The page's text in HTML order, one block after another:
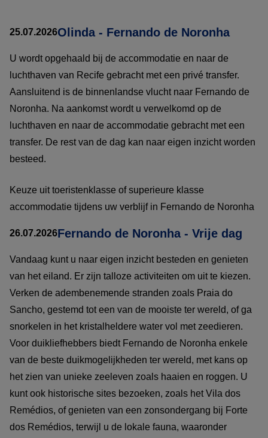
25.07.2026Olinda - Fernando de Noronha
U wordt opgehaald bij de accommodatie en naar de
luchthaven van Recife gebracht met een privé transfer.
Aansluitend is de binnenlandse vlucht naar Fernando de
Noronha. Na aankomst wordt u verwelkomd op de
luchthaven en naar de accommodatie gebracht met een
transfer. De rest van de dag kan naar eigen inzicht worden
besteed.
Keuze uit toeristenklasse of superieure klasse
accommodatie tijdens uw verblijf in Fernando de Noronha
26.07.2026Fernando de Noronha - Vrije dag
Vandaag kunt u naar eigen inzicht besteden en genieten
van het eiland. Er zijn talloze activiteiten om uit te kiezen.
Verken de adembenemende stranden zoals Praia do
Sancho, gestemd tot een van de mooiste ter wereld, of ga
snorkelen in het kristalheldere water vol met zeedieren.
Voor duikliefhebbers biedt Fernando de Noronha enkele
van de beste duikmogelijkheden ter wereld, met kans op
het zien van unieke zeeleven zoals haaien en roggen. U
kunt ook historische sites bezoeken, zoals het Vila dos
Remédios, of genieten van een zonsondergang bij Forte
dos Remédios, terwijl u de lokale fauna, waaronder